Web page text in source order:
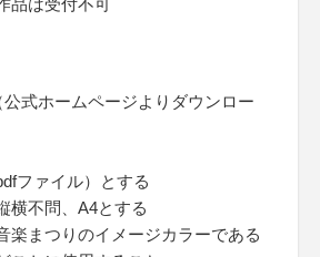
品は受付不可
式ホームページよりダウンロー
ファイル）とする
横不問、A4とする
楽まつりのイメージカラーである